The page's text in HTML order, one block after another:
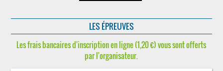
LES ÉPREUVES
Les frais bancaires d'inscription en ligne (1,20 €) vous sont offerts
par l'organisateur.